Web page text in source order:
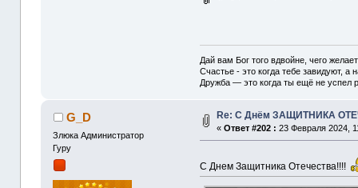
Дай вам Бог того вдвойне, чего
Счастье - это когда тебе завидуют, а
Дружба — это когда ты ещё не успел
G_D
Злюка Администратор
Гуру
Re: С Днём ЗАЩИТНИКА
«Ответ #202 : 23 Февраля 2024,
С Днем Защитника Отечества!!!!